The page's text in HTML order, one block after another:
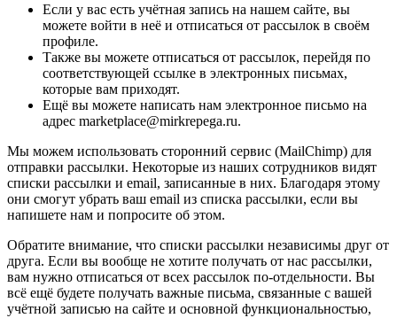
Если у вас есть учётная запись на нашем сайте, вы
можете войти в неё и отписаться от рассылок в своём
профиле.
Также вы можете отписаться от рассылок, перейдя по
соответствующей ссылке в электронных письмах,
которые вам приходят.
Ещё вы можете написать нам электронное письмо на
адрес marketplace@mirkrepega.ru.
Мы можем использовать сторонний сервис (MailChimp) для
отправки рассылки. Некоторые из наших сотрудников видят
списки рассылки и email, записанные в них. Благодаря этому
они смогут убрать ваш email из списка рассылки, если вы
напишете нам и попросите об этом.
Обратите внимание, что списки рассылки независимы друг от
друга. Если вы вообще не хотите получать от нас рассылки,
вам нужно отписаться от всех рассылок по-отдельности. Вы
всё ещё будете получать важные письма, связанные с вашей
учётной записью на сайте и основной функциональностью,